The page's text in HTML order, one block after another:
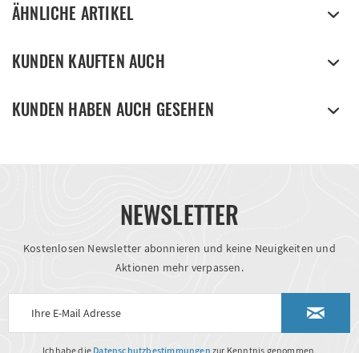
ÄHNLICHE ARTIKEL
KUNDEN KAUFTEN AUCH
KUNDEN HABEN AUCH GESEHEN
NEWSLETTER
Kostenlosen Newsletter abonnieren und keine Neuigkeiten und
Aktionen mehr verpassen.
Ich habe die Datenschutzbestimmungen zur Kenntnis genommen.